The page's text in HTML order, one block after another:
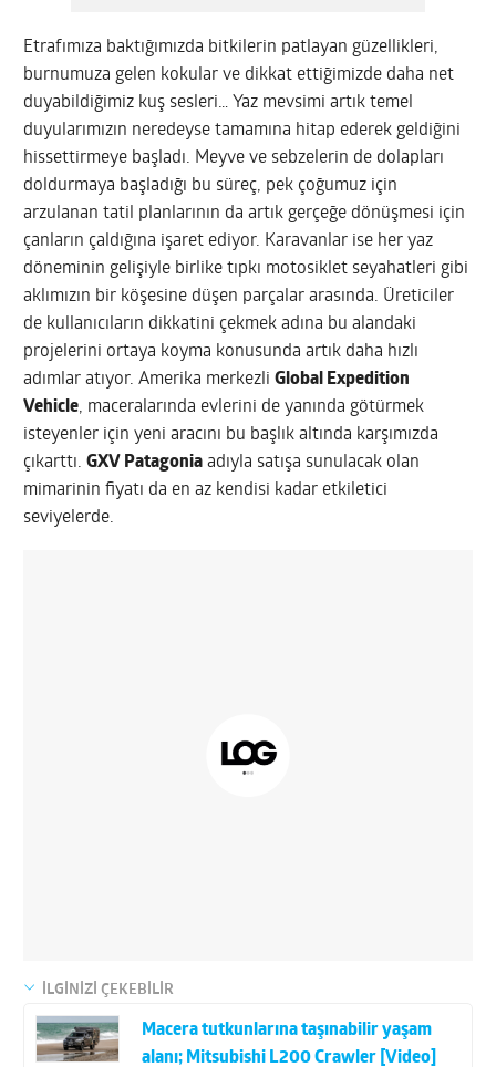
Etrafımıza baktığımızda bitkilerin patlayan güzellikleri,
burnumuza gelen kokular ve dikkat ettiğimizde daha net
duyabildiğimiz kuş sesleri… Yaz mevsimi artık temel
duyularımızın neredeyse tamamına hitap ederek geldiğini
hissettirmeye başladı. Meyve ve sebzelerin de dolapları
doldurmaya başladığı bu süreç, pek çoğumuz için
arzulanan tatil planlarının da artık gerçeğe dönüşmesi için
çanların çaldığına işaret ediyor. Karavanlar ise her yaz
döneminin gelişiyle birlike tıpkı motosiklet seyahatleri gibi
aklımızın bir köşesine düşen parçalar arasında. Üreticiler
de kullanıcıların dikkatini çekmek adına bu alandaki
projelerini ortaya koyma konusunda artık daha hızlı
adımlar atıyor. Amerika merkezliGlobal Expedition
Vehicle, maceralarında evlerini de yanında götürmek
isteyenler için yeni aracını bu başlık altında karşımızda
çıkarttı.GXV Patagonia adıyla satışa sunulacak olan
mimarinin fiyatı da en az kendisi kadar etkiletici
seviyelerde.
İLGİNİZİ ÇEKEBİLİR
Macera tutkunlarına taşınabilir yaşam
alanı; Mitsubishi L200 Crawler [Video]